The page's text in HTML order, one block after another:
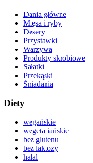
Dania główne
Mięsa i ryby
Desery
Przystawki
Warzywa
Produkty skrobiowe
Sałatki
Przekąski
Śniadania
Diety
wegańskie
wegetariańskie
bez glutenu
bez laktozy
halal